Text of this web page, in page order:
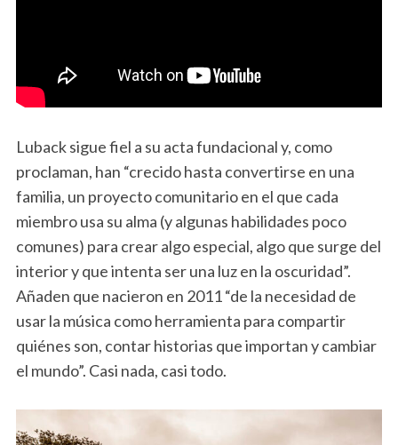
Luback sigue fiel a su acta fundacional y, como
proclaman, han “crecido hasta convertirse en una
familia, un proyecto comunitario en el que cada
miembro usa su alma (y algunas habilidades poco
comunes) para crear algo especial, algo que surge del
interior y que intenta ser una luz en la oscuridad”.
Añaden que nacieron en 2011 “de la necesidad de
usar la música como herramienta para compartir
quiénes son, contar historias que importan y cambiar
el mundo”. Casi nada, casi todo.